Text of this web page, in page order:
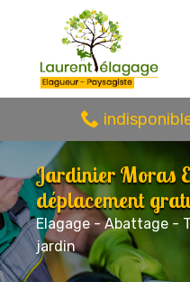
Jardinier Moras
déplacement
Elagage - Abattage -
jardin